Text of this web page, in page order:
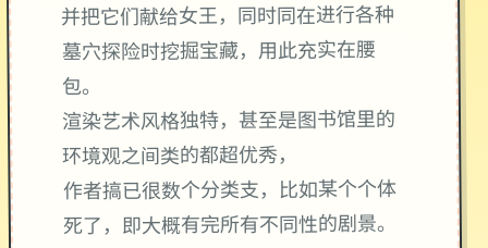
并把它们献给女王，同时同在进行各种
墓穴探险时挖掘宝藏，用此充实在腰
包。
渲染艺术风格独特，甚至是图书馆里的
环境观之间类的都超优秀，
作者搞已很数个分类支，比如某个个体
死了，即大概有完所有不同性的剧景。